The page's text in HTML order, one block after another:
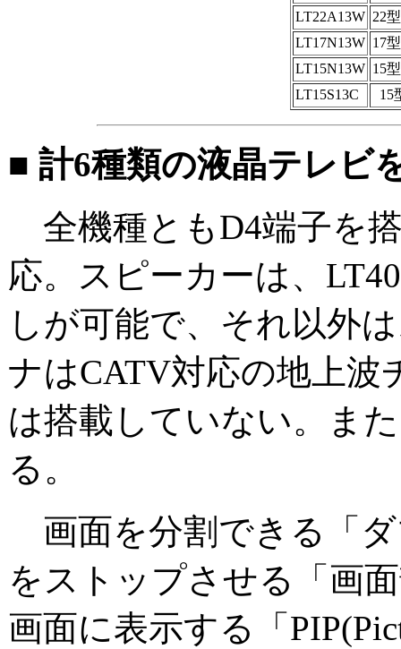
LT22A13W 22
LT17N13W 17
LT15N13W 15
LT15S13C
15
■ 計6種類の液晶テレビ
全機種ともD4端子を
応。スピーカーは、
しが可能で、それ以外
ナはCATV対応の地上波
は搭載していない。ま
る。
画面を分割できる「
をストップさせる「画
画面に表示する「